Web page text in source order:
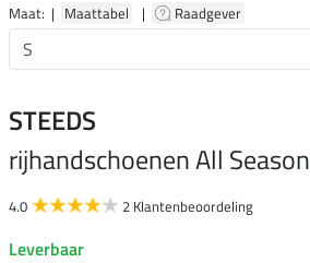
Maat: | Maattabel | Raadgever
STEEDS
rijhandschoenen All Season
4.0 2 Klantenbeoordeling
Leverbaar